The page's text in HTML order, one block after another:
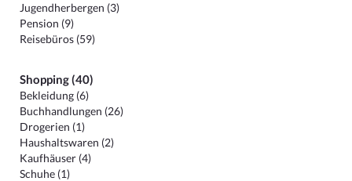
Jugendherbergen (3)
Pension (9)
Reisebüros (59)
Shopping (40)
Bekleidung (6)
Buchhandlungen (26)
Drogerien (1)
Haushaltswaren (2)
Kaufhäuser (4)
Schuhe (1)